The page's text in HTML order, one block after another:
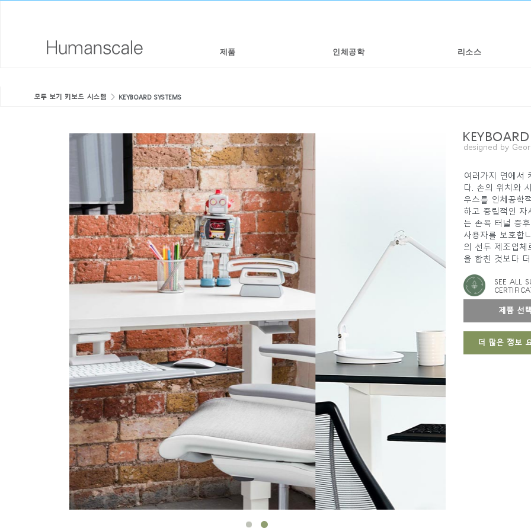
제품 인체공학 리소스
테크놀로지 툴
케이블 매니지먼트
공식 파트너
GOVERNMENT & EDUCATION
KEYBOARD SYSTEMS
모두 보기 키보드 시스템 KEYBOARD SYSTEMS
designed by
여러가지 면에서
다. 손의 위치와
우스를 인체공학
하고 중립적인 자
는 손목 터널 증
사용자를 보호합
의 선두 제조업
을 합친 것보다
SEE ALL
제품 선
더 많은 정보